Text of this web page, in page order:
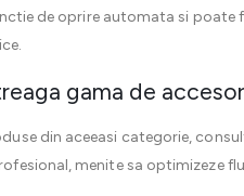
de oprire automata si
gama de
din aceeasi categorie,
menite sa optimizeze